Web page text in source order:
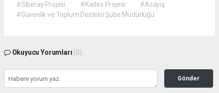
#Siberay Projesi
#Kades Projesi
#Asayiş
#Güvenlik ve Toplum Destekli Şube Müdürlüğü
Okuyucu Yorumları (0)
Gönder